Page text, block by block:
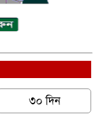
৩০ দিন